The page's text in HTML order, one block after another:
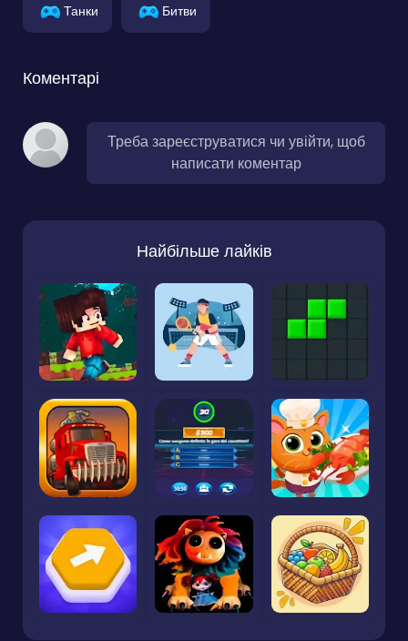
Танки Битви
Коментарі
Треба зареєструватися чи увійти, щоб
написати коментар
Найбільше лайків